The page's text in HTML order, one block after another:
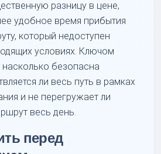
разницу в цене,
удобное время прибытия
который недоступен
условиях. Ключом
насколько безопасна
ли весь путь в рамках
и не перегружает ли
весь день.
перед